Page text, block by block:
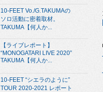
10-FEET Vo./G.TAKUMAの
ソロ活動に密着取材。
TAKUMA【何人か...
【ライブレポート】
“MONOGATARI LIVE 2020”
TAKUMA【何人か...
10-FEET “シエラのように”
TOUR 2020-2021 レポート